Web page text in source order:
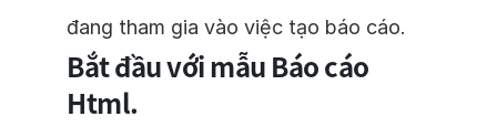
đang tham gia vào việc tạo báo cáo.
Bắt đầu với mẫu Báo cáo
Html.